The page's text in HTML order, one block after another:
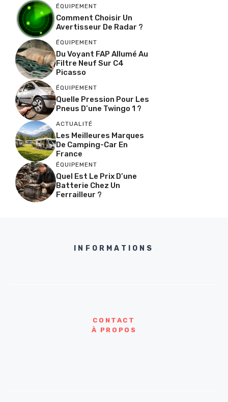
ÉQUIPEMENT
Comment Choisir Un
Avertisseur De Radar ?
ÉQUIPEMENT
Du Voyant FAP Allumé Au
Filtre Neuf Sur C4
Picasso
ÉQUIPEMENT
Quelle Pression Pour Les
Pneus D’une Twingo 1 ?
ACTUALITÉ
Les Meilleures Marques
De Camping-Car En
France
ÉQUIPEMENT
Quel Est Le Prix D’une
Batterie Chez Un
Ferrailleur ?
INFORMATIONS
CONTACT
À PROPOS